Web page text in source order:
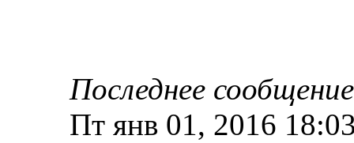
Последнее
Пт янв 01, 2016